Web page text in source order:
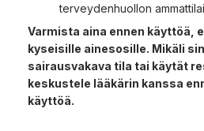
terveydenhuollon
Varmista aina ennen käyttöä,
kyseisille ainesosille. Mikäli
sairausvakava tila tai käytät
keskustele lääkärin kanssa
käyttöä.